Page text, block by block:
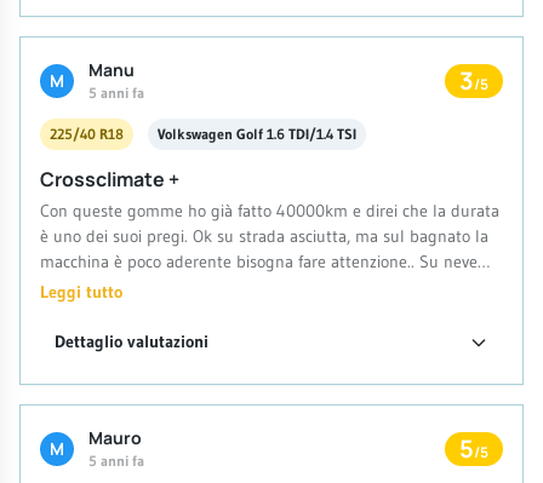
M Manu
5 anni fa 3/5
225/40 R18 Volkswagen Golf 1.6 TDI/1.4 TSI
Crossclimate +
Con queste gomme ho già fatto 40000km e direi che la durata
è uno dei suoi pregi. Ok su strada asciutta, ma sul bagnato la
macchina è poco aderente bisogna fare attenzione.. Su neve
testate il minimo sembravano discrete.
Leggi tutto
Dettaglio valutazioni
M Mauro
5 anni fa 5/5